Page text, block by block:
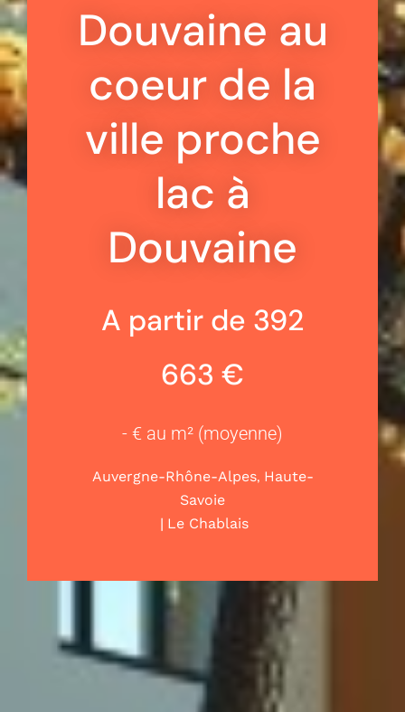
Douvaine au
coeur de la
ville proche
lac à
Douvaine
A partir de 392
663 €
- € au m² (moyenne)
Auvergne-Rhône-Alpes, Haute-
Savoie
| Le Chablais